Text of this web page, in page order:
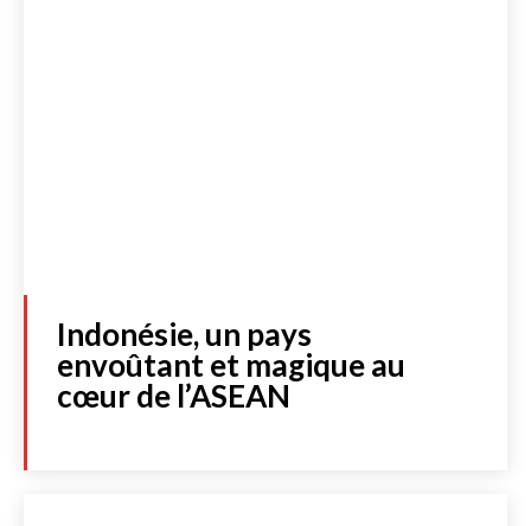
DOSSIERS SPÉCIAUX
FRANCE
Indonésie, un pays
envoûtant et magique au
cœur de l’ASEAN